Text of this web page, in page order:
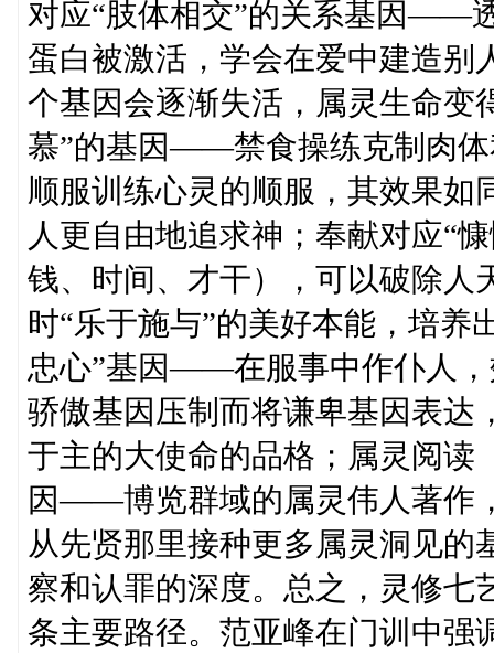
对应“肢体相交”的关系基因——
蛋白被激活，学会在爱中建造别
个基因会逐渐失活，属灵生命变
慕”的基因——禁食操练克制肉体
顺服训练心灵的顺服，其效果如
人更自由地追求神；奉献对应“
钱、时间、才干），可以破除人
时“乐于施与”的美好本能，培养
忠心”基因——在服事中作仆人，
骄傲基因压制而将谦卑基因表达
于主的大使命的品格；属灵阅读
因——博览群域的属灵伟人著作
从先贤那里接种更多属灵洞见的
察和认罪的深度。总之，灵修七
条主要路径。范亚峰在门训中强